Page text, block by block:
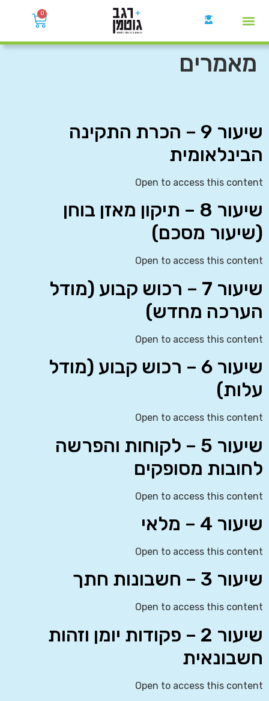
0
מאמרים
שיעור 9 – הכרת התקינה
הבינלאומית
Open to access this content
שיעור 8 – תיקון מאזן בוחן
(שיעור מסכם)
Open to access this content
שיעור 7 – רכוש קבוע (מודל
הערכה מחדש)
Open to access this content
שיעור 6 – רכוש קבוע (מודל
עלות)
Open to access this content
שיעור 5 – לקוחות והפרשה
לחובות מסופקים
Open to access this content
שיעור 4 – מלאי
Open to access this content
שיעור 3 – חשבונות חתך
Open to access this content
שיעור 2 – פקודות יומן וזהות
חשבונאית
Open to access this content